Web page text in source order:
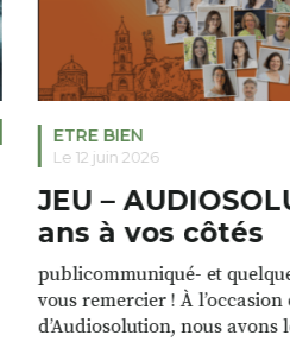
ETRE BIEN
Le 12 juin 2026
JEU –
ans à vos côtés
publicommuniqué- et
vous remercier ! À l’occasion
d’Audiosolution, nous avons